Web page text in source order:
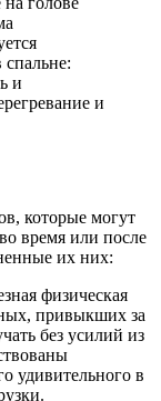
и
и
которые могут
время или после
их них:
физическая
привыкших за
без усилий из
удивительного в